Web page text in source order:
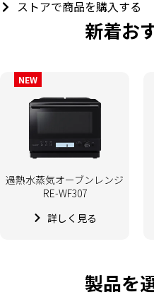
ストアで商品を購入する
新着お
NEW
過熱水蒸気オーブンレンジ
RE-WF307
詳しく見る
製品を